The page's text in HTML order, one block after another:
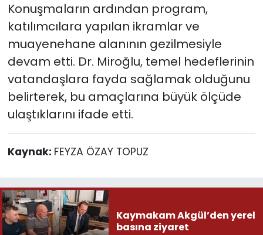
Konuşmaların ardından program,
katılımcılara yapılan ikramlar ve
muayenehane alanının gezilmesiyle
devam etti. Dr. Miroğlu, temel hedeflerinin
vatandaşlara fayda sağlamak olduğunu
belirterek, bu amaçlarına büyük ölçüde
ulaştıklarını ifade etti.
Kaynak: FEYZA ÖZAY TOPUZ
Kaymakam Akgül’den yerel
basına ziyaret